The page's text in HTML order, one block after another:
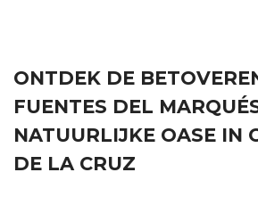
ONTDEK DE
FUENTES DEL
NATUURLIJKE OASE IN
DE LA CRUZ